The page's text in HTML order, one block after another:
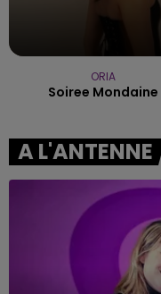
ORIA
Soiree Mondaine
A L'ANTENNE